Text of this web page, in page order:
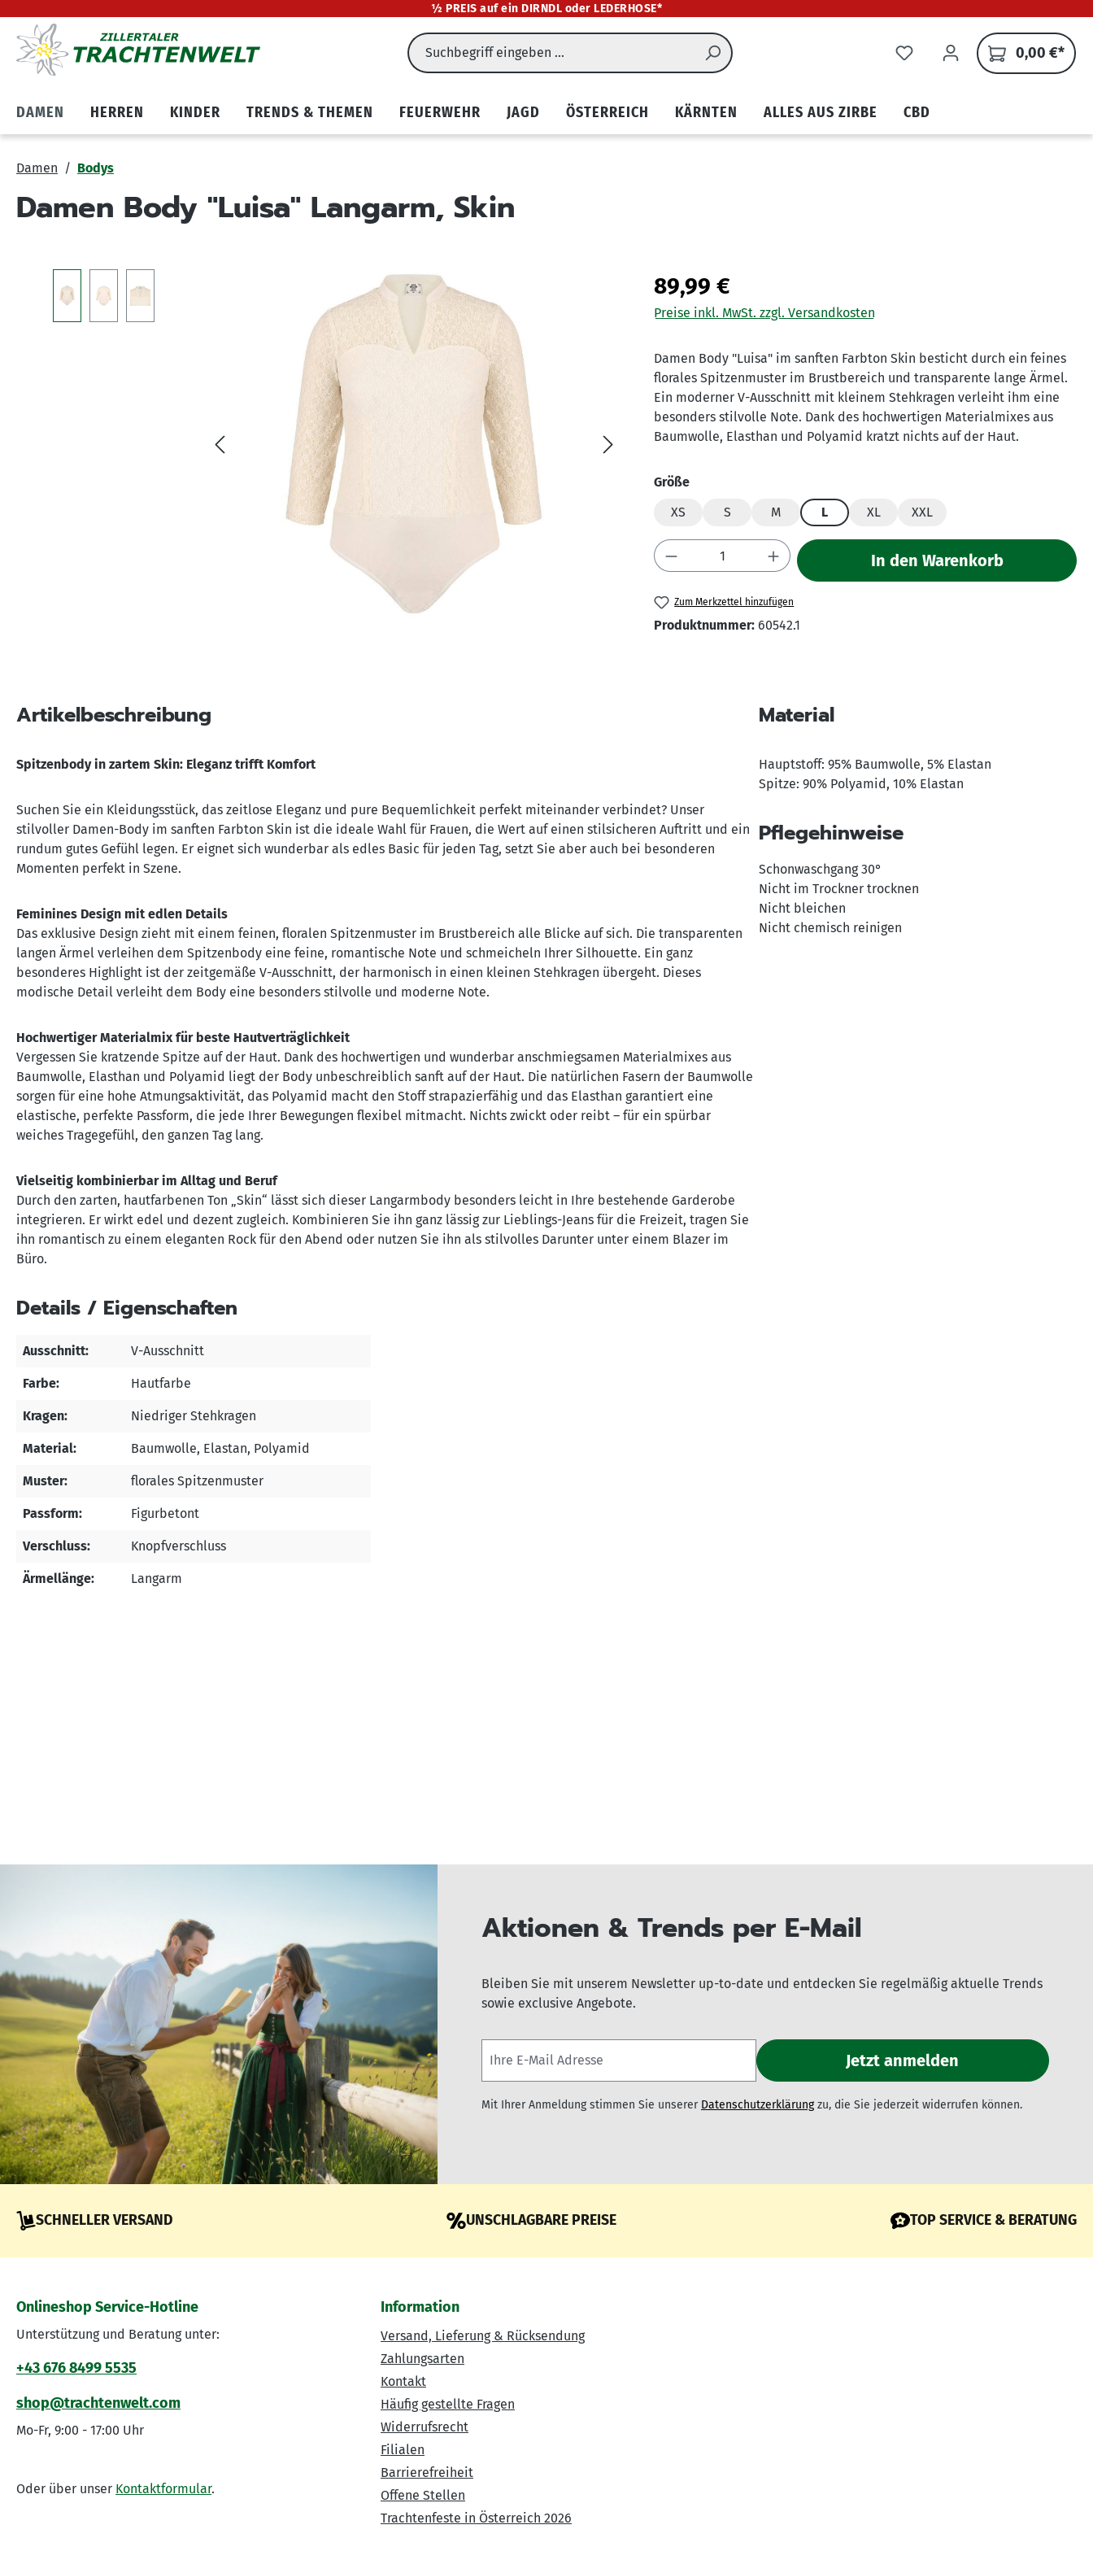
springen Zum Cookie Banner springen
½ PREIS auf ein DIRNDL oder LEDERHOSE*
0,00 €*
DAMEN HERREN KINDER TRENDS & THEMEN FEUERWEHR JAGD ÖSTERREICH KÄRNTEN ALLES AUS ZIRBE CBD
Damen Bodys
Damen Body "Luisa" Langarm, Skin
89,99 €
Preise inkl. MwSt. zzgl. Versandkosten
Damen Body "Luisa" im sanften Farbton Skin besticht durch ein feines
florales Spitzenmuster im Brustbereich und transparente lange Ärmel.
Ein moderner V-Ausschnitt mit kleinem Stehkragen verleiht ihm eine
besonders stilvolle Note. Dank des hochwertigen Materialmixes aus
Baumwolle, Elasthan und Polyamid kratzt nichts auf der Haut.
Größeauswählen
XS
S M L XL XXL
Produkt Anzahl: Gib den gewünschten Wert ein
In den Warenkorb
Zum Merkzettel hinzufügen
Produktnummer: 60542.1
Artikelbeschreibung
Spitzenbody in zartem Skin: Eleganz trifft Komfort
Suchen Sie ein Kleidungsstück, das zeitlose Eleganz und pure Bequemlichkeit perfekt miteinander verbindet? Unser
stilvoller Damen-Body im sanften Farbton Skin ist die ideale Wahl für Frauen, die Wert auf einen stilsicheren Auftritt und ein
rundum gutes Gefühl legen. Er eignet sich wunderbar als edles Basic für jeden Tag, setzt Sie aber auch bei besonderen
Momenten perfekt in Szene.
Feminines Design mit edlen Details
Das exklusive Design zieht mit einem feinen, floralen Spitzenmuster im Brustbereich alle Blicke auf sich. Die transparenten
langen Ärmel verleihen dem Spitzenbody eine feine, romantische Note und schmeicheln Ihrer Silhouette. Ein ganz
besonderes Highlight ist der zeitgemäße V-Ausschnitt, der harmonisch in einen kleinen Stehkragen übergeht. Dieses
modische Detail verleiht dem Body eine besonders stilvolle und moderne Note.
Hochwertiger Materialmix für beste Hautverträglichkeit
Vergessen Sie kratzende Spitze auf der Haut. Dank des hochwertigen und wunderbar anschmiegsamen Materialmixes aus
Baumwolle, Elasthan und Polyamid liegt der Body unbeschreiblich sanft auf der Haut. Die natürlichen Fasern der Baumwolle
sorgen für eine hohe Atmungsaktivität, das Polyamid macht den Stoff strapazierfähig und das Elasthan garantiert eine
elastische, perfekte Passform, die jede Ihrer Bewegungen flexibel mitmacht. Nichts zwickt oder reibt – für ein spürbar
weiches Tragegefühl, den ganzen Tag lang.
Vielseitig kombinierbar im Alltag und Beruf
Durch den zarten, hautfarbenen Ton „Skin“ lässt sich dieser Langarmbody besonders leicht in Ihre bestehende Garderobe
integrieren. Er wirkt edel und dezent zugleich. Kombinieren Sie ihn ganz lässig zur Lieblings-Jeans für die Freizeit, tragen Sie
ihn romantisch zu einem eleganten Rock für den Abend oder nutzen Sie ihn als stilvolles Darunter unter einem Blazer im
Büro.
Details / Eigenschaften
Ausschnitt: V-Ausschnitt
Farbe: Hautfarbe
Kragen: Niedriger Stehkragen
Material: Baumwolle, Elastan, Polyamid
Muster: florales Spitzenmuster
Passform: Figurbetont
Verschluss: Knopfverschluss
Ärmellänge: Langarm
Material
Hauptstoff: 95% Baumwolle, 5% Elastan
Spitze: 90% Polyamid, 10% Elastan
Pflegehinweise
Schonwaschgang 30°
Nicht im Trockner trocknen
Nicht bleichen
Nicht chemisch reinigen
Aktionen & Trends per E-Mail
Bleiben Sie mit unserem Newsletter up-to-date und entdecken Sie regelmäßig aktuelle Trends
sowie exclusive Angebote.
Mit Ihrer Anmeldung stimmen Sie unserer Datenschutzerklärungzu, die Sie jederzeit widerrufen können.
SCHNELLER VERSAND UNSCHLAGBARE PREISE TOP SERVICE & BERATUNG
Onlineshop Service-Hotline
Unterstützung und Beratung unter:
+43 676 8499 5535
shop@trachtenwelt.com
Mo-Fr, 9:00 - 17:00 Uhr
Oder über unser Kontaktformular.
Information
Versand, Lieferung & Rücksendung
Zahlungsarten
Kontakt
Häufig gestellte Fragen
Widerrufsrecht
Filialen
Barrierefreiheit
Offene Stellen
Trachtenfeste in Österreich 2026